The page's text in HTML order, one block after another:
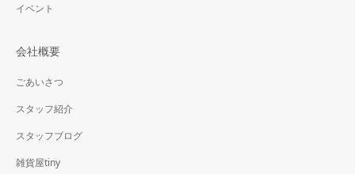
イベント
会社概要
ごあいさつ
スタッフ紹介
スタッフブログ
雑貨屋tiny